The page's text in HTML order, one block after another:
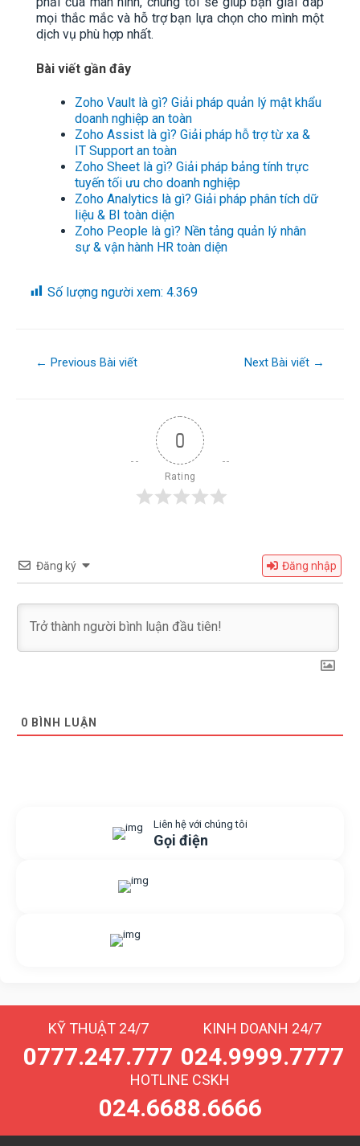
mọi thắc mắc và hỗ trợ bạn lựa chọn cho mình một
dịch vụ phù hợp nhất.
Bài viết gần đây
Zoho Vault là gì? Giải pháp quản lý mật khẩu
doanh nghiệp an toàn
Zoho Assist là gì? Giải pháp hỗ trợ từ xa &
IT Support an toàn
Zoho Sheet là gì? Giải pháp bảng tính trực
tuyến tối ưu cho doanh nghiệp
Zoho Analytics là gì? Giải pháp phân tích dữ
liệu & BI toàn diện
Zoho People là gì? Nền tảng quản lý nhân
sự & vận hành HR toàn diện
Số lượng người xem: 4.369
← Previous Bài viết Next Bài viết →
0
Rating
Đăng ký Đăng nhập
0 BÌNH LUẬN
Liên hệ với chúng tôi
Gọi điện
KỸ THUẬT 24/7
0777.247.777
KINH DOANH 24/7
024.9999.7777
HOTLINE CSKH
024.6688.6666